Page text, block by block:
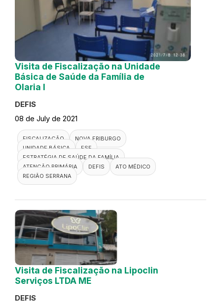
Visita de Fiscalização na Unidade
Básica de Saúde da Família de
Olaria I
DEFIS
08 de July de 2021
FISCALIZAÇÃO
NOVA FRIBURGO
UNIDADE BÁSICA
ESF
ESTRATÉGIA DE SAÚDE DA FAMÍLIA
ATENÇÃO PRIMÁRIA
DEFIS
ATO MÉDICO
REGIÃO SERRANA
Visita de Fiscalização na Lipoclin
Serviços LTDA ME
DEFIS